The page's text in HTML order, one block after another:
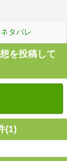
ネタバレ
を投稿して
(1)